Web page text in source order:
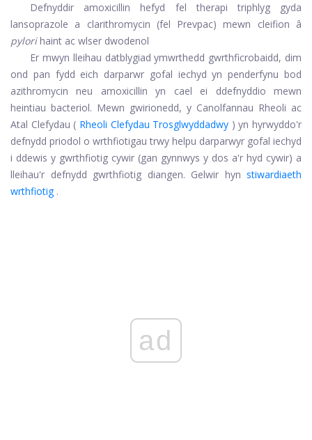
Defnyddir amoxicillin hefyd fel therapi triphlyg gyda
lansoprazole a clarithromycin (fel Prevpac) mewn cleifion â
pylorihaint ac wlser dwodenol
Er mwyn lleihau datblygiad ymwrthedd gwrthficrobaidd, dim
ond pan fydd eich darparwr gofal iechyd yn penderfynu bod
azithromycin neu amoxicillin yn cael ei ddefnyddio mewn
heintiau bacteriol. Mewn gwirionedd, y Canolfannau Rheoli ac
Atal Clefydau ( Rheoli Clefydau Trosglwyddadwy ) yn hyrwyddo'r
defnydd priodol o wrthfiotigau trwy helpu darparwyr gofal iechyd
i ddewis y gwrthfiotig cywir (gan gynnwys y dos a'r hyd cywir) a
lleihau'r defnydd gwrthfiotig diangen. Gelwir hyn stiwardiaeth
wrthfiotig.
ad